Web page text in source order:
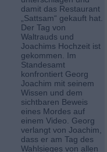
damit das Restaurant
„Sattsam“ gekauft hat.
Der Tag von
Waltrauds und
Joachims Hochzeit ist
gekommen. Im
Standesamt
konfrontiert Georg
Joachim mit seinem
Wissen und dem
sichtbaren Beweis
eines Mordes auf
einem Video. Georg
verlangt von Joachim,
dass er am Tag des
Wahlsieges von allen